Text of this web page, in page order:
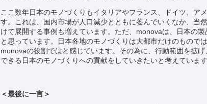
ここ数年日本のモノづくりもイタリアやフランス、ドイツ、ア
す。これは、国内市場が人口減少とともに萎んでいくなか、当
けて展開する事例も増えています。ただ、monovaは、日本の
と思っています。日本各地のモノづくりは大都市だけのもので
monovaの役割ではと感じています。その為に、行動範囲を拡
できる日本のモノづくりへの貢献をしていきたいと考えています
＜最後に一言＞